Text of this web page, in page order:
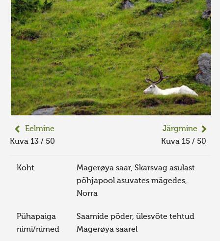
Eelmine
Kuva 13 / 50
Järgmine
Kuva 15 / 50
Koht
Magerøya saar, Skarsvag asulast
põhjapool asuvates mägedes,
Norra
Pühapaiga
nimi/nimed
Saamide põder, ülesvõte tehtud
Magerøya saarel